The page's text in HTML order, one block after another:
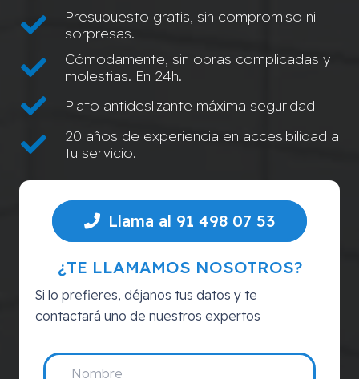
Presupuesto gratis, sin compromiso ni
sorpresas.
Cómodamente, sin obras complicadas y
molestias. En 24h.
Plato antideslizante máxima seguridad
20 años de experiencia en accesibilidad a
tu servicio.
Llama al 91 498 07 53
¿TE LLAMAMOS NOSOTROS?
Si lo prefieres, déjanos tus datos y te
contactará uno de nuestros expertos